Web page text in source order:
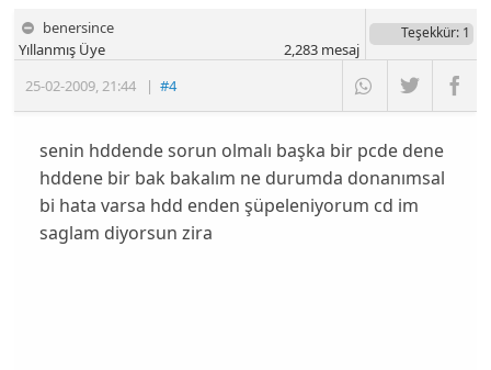
benersince
25-02-2009,21:44 |#4
Yıllanmış Üye
Teşekkür: 1
2,283mesaj
senin hddende sorun olmalı başka bir pcde dene
hddene bir bak bakalım ne durumda donanımsal
bi hata varsa hdd enden şüpeleniyorum cd im
saglam diyorsun zira